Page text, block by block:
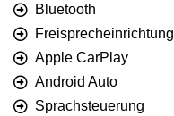
Bluetooth
Freisprecheinrichtung
Apple CarPlay
Android Auto
Sprachsteuerung